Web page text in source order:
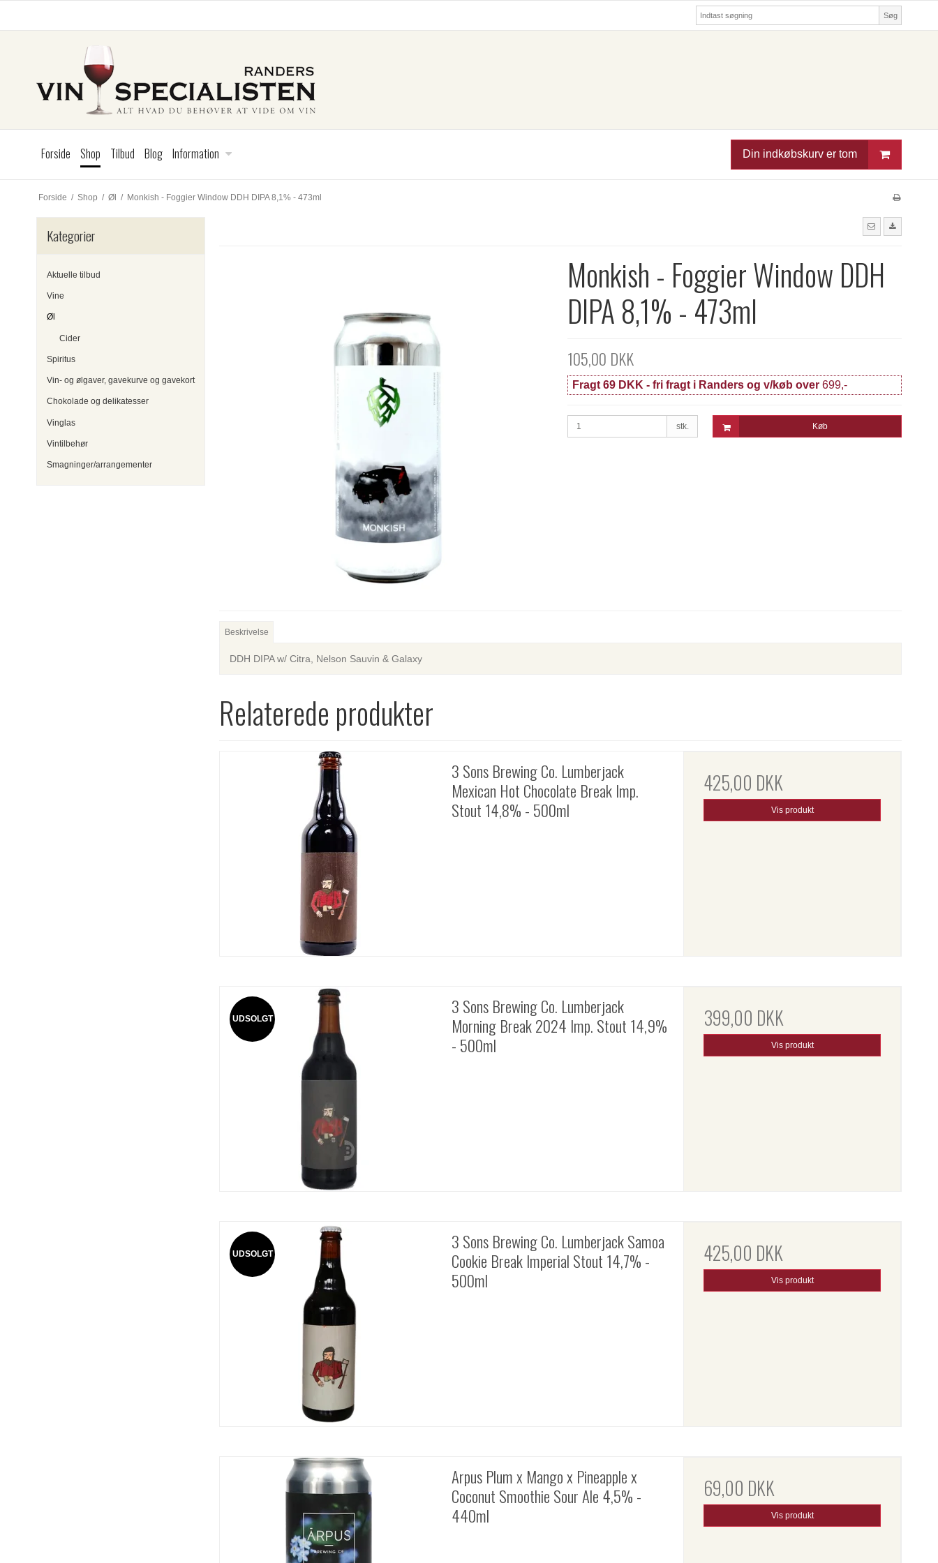
Søg
Forside Shop Tilbud Blog Information Din indkøbskurv er tom
Forside / Shop / Øl / Monkish - Foggier Window DDH DIPA 8,1% - 473ml
Kategorier
Aktuelle tilbud
Vine
Øl
Cider
Spiritus
Vin- og ølgaver, gavekurve og gavekort
Chokolade og delikatesser
Vinglas
Vintilbehør
Smagninger/arrangementer
Monkish - Foggier Window DDH
DIPA 8,1% - 473ml
105,00 DKK
Fragt 69 DKK - fri fragt i Randers og v/køb over 699,-
stk. Køb
Beskrivelse
DDH DIPA w/ Citra, Nelson Sauvin & Galaxy
Relaterede produkter
3 Sons Brewing Co. Lumberjack
Mexican Hot Chocolate Break Imp.
Stout 14,8% - 500ml
425,00 DKK
Vis produkt
UDSOLGT
3 Sons Brewing Co. Lumberjack
Morning Break 2024 Imp. Stout 14,9%
- 500ml
399,00 DKK
Vis produkt
UDSOLGT
3 Sons Brewing Co. Lumberjack Samoa
Cookie Break Imperial Stout 14,7% -
500ml
425,00 DKK
Vis produkt
Arpus Plum x Mango x Pineapple x
Coconut Smoothie Sour Ale 4,5% -
440ml
69,00 DKK
Vis produkt